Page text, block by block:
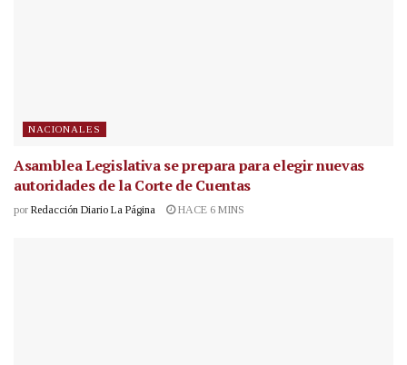
NACIONALES
Asamblea Legislativa se prepara para elegir nuevas
autoridades de la Corte de Cuentas
por Redacción Diario La Página HACE 6 MINS